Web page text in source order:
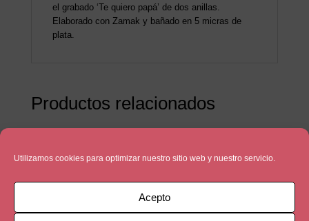
Utilizamos cookies para optimizar nuestro sitio web y nuestro servicio.
Acepto
el grabado ‘Te quiero papá’ de dos anillas.
Elaborado con Zamak y bañado en 5 micras de
plata.
Productos relacionados